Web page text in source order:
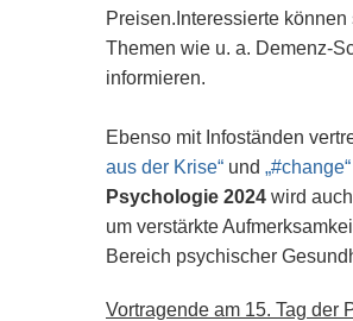
Preisen.Interessierte
Themen wie u. a. Demenz-
informieren.
Ebenso mit Infoständen
aus der Krise“ und „#change“
Psychologie 2024 wird
um verstärkte
Bereich psychischer
Vortragende am 15. Tag der